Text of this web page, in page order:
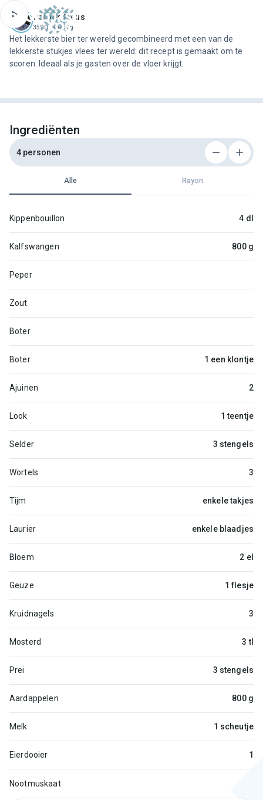
Jeroen Meus
3590 recepten
Het lekkerste bier ter wereld gecombineerd met een van de
lekkerste stukjes vlees ter wereld: dit recept is gemaakt om te
scoren. Ideaal als je gasten over de vloer krijgt.
Ingrediënten
4 personen
Alle Rayon
Kippenbouillon 4 dl
Kalfswangen 800 g
Peper
Zout
Boter
Boter 1 een klontje
Ajuinen 2
Look 1 teentje
Selder 3 stengels
Wortels 3
Tijm enkele takjes
Laurier enkele blaadjes
Bloem 2 el
Geuze 1 flesje
Kruidnagels 3
Mosterd 3 tl
Prei 3 stengels
Aardappelen 800 g
Melk 1 scheutje
Eierdooier 1
Nootmuskaat